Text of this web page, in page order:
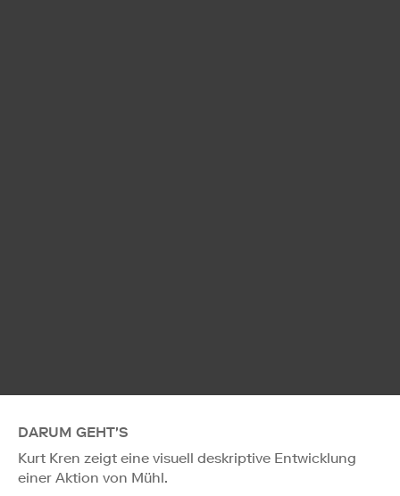
DARUM GEHT'S
Kurt Kren zeigt eine visuell deskriptive Entwicklung
einer Aktion von Mühl.